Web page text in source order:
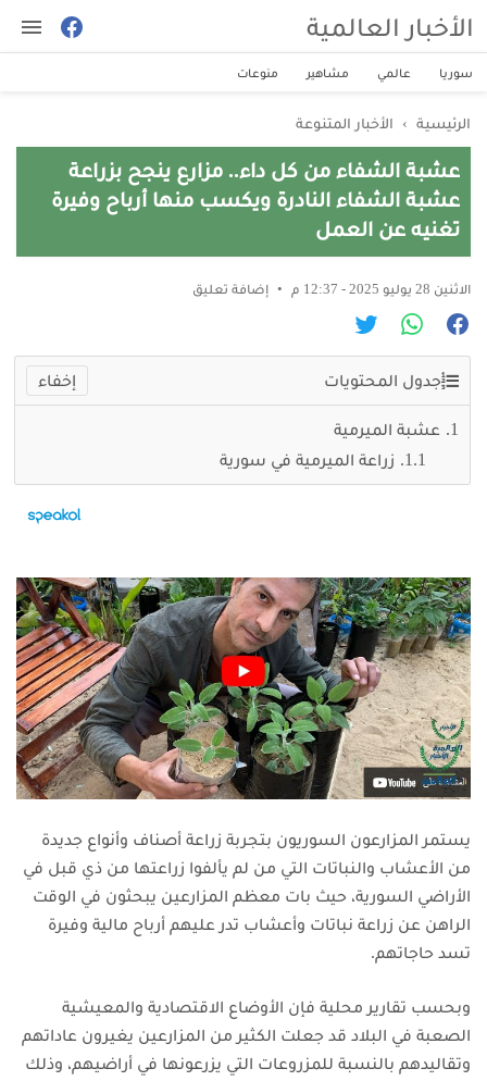
الأخبار العالمية
سوريا عالمي مشاهير منوعات
الرئيسية › الأخبار المتنوعة
عشبة الشفاء من كل داء.. مزارع ينجح بزراعة
عشبة الشفاء النادرة ويكسب منها أرباح وفيرة
تغنيه عن العمل
الاثنين 28 يوليو 2025 - 12:37 م إضافة تعليق
جدول المحتويات
عشبة الميرمية
زراعة الميرمية في سورية
يستمر المزارعون السوريون بتجربة زراعة أصناف وأنواع جديدة
من الأعشاب والنباتات التي من لم يألفوا زراعتها من ذي قبل في
الأراضي السورية، حيث بات معظم المزارعين يبحثون في الوقت
الراهن عن زراعة نباتات وأعشاب تدر عليهم أرباح مالية وفيرة
تسد حاجاتهم.
وبحسب تقارير محلية فإن الأوضاع الاقتصادية والمعيشية
الصعبة في البلاد قد جعلت الكثير من المزارعين يغيرون عاداتهم
وتقاليدهم بالنسبة للمزروعات التي يزرعونها في أراضيهم، وذلك